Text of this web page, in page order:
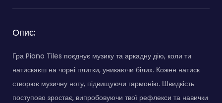
Опис:
Гра Piano Tiles поєднує музику та аркадну дію, коли ти
натискаєш на чорні плитки, уникаючи білих. Кожен натиск
створює музичну ноту, підвищуючи гармонію. Швидкість
поступово зростає, випробовуючи твої рефлекси та навички